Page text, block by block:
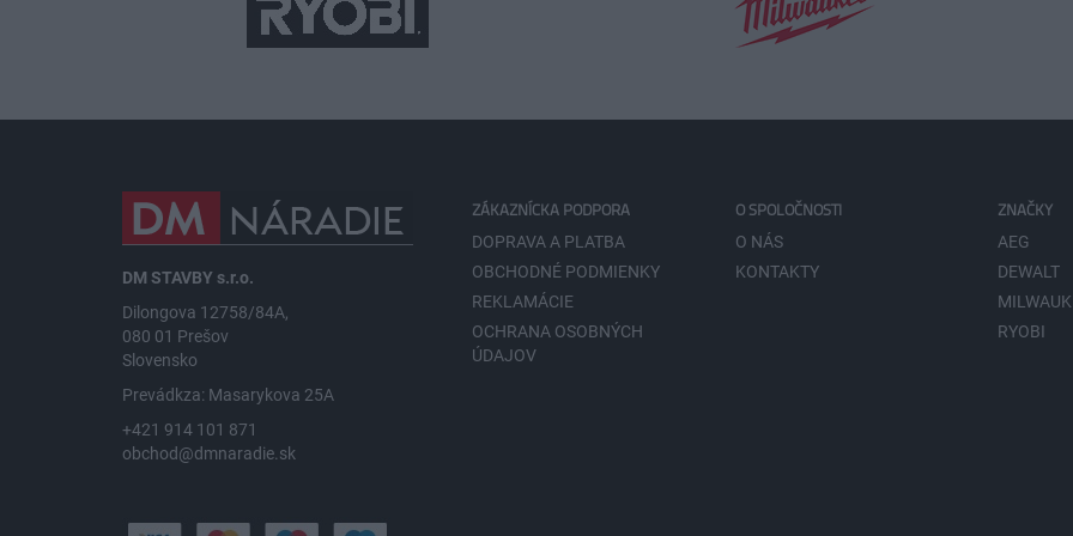
DM STAVBY s.r.o.
Dilongova 12758/84A,
080 01 Prešov
Slovensko
Prevádkza: Masarykova 25A
+421 914 101 871
obchod@dmnaradie.sk
ZÁKAZNÍCKA PODPORA
DOPRAVA A PLATBA
OBCHODNÉ PODMIENKY
REKLAMÁCIE
OCHRANA OSOBNÝCH
ÚDAJOV
O SPOLOČNOSTI
O NÁS
KONTAKTY
ZNAČKY
AEG
DEWALT
RYOBI